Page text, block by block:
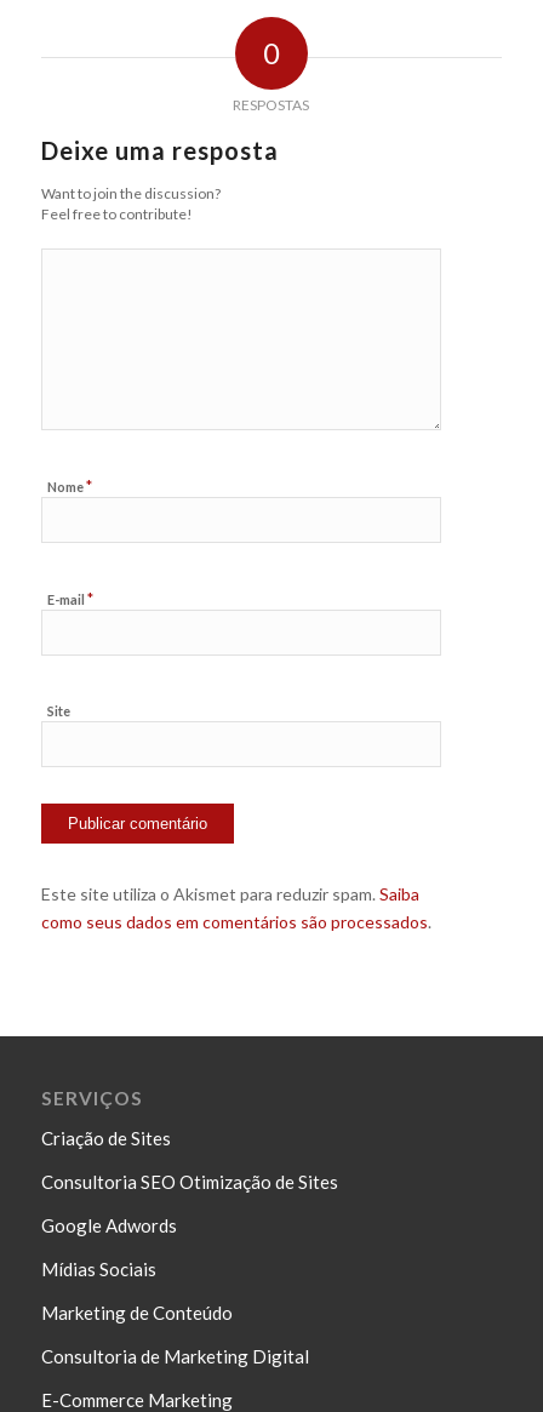
0
RESPOSTAS
Deixe uma resposta
Want to join the discussion?
Feel free to contribute!
Nome*
E-mail *
Site
Este site utiliza o Akismet para reduzir spam. Saiba
como seus dados em comentários são processados.
SERVIÇOS
Criação de Sites
Consultoria SEO Otimização de Sites
Google Adwords
Mídias Sociais
Marketing de Conteúdo
Consultoria de Marketing Digital
E-Commerce Marketing